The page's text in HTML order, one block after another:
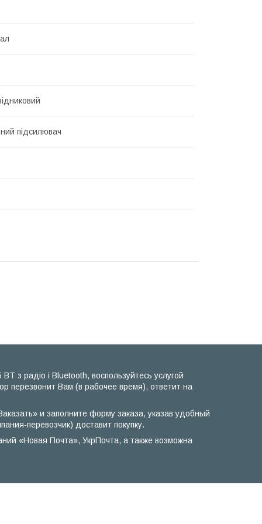
підсилювач
з радіо і Bluetooth, воспользуйтесь услугой
перезвонит Вам (в рабочее время), ответит на
и заполните форму заказа, указав удобный
перевозчик) доставит покупку.
«Новая Почта», УкрПочта, а также возможна